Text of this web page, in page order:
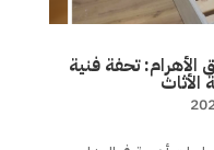
تحفة فنية